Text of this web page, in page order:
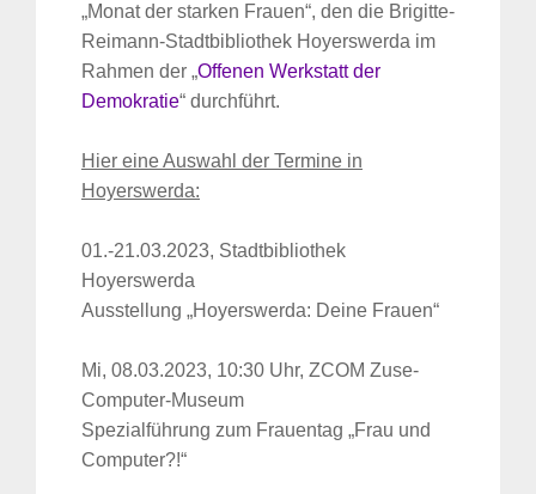
„Monat der starken Frauen“, den die Brigitte-
Reimann-Stadtbibliothek Hoyerswerda im
Rahmen der „Offenen Werkstatt der
Demokratie“ durchführt.
Hier eine Auswahl der Termine in
Hoyerswerda:
01.-21.03.2023, Stadtbibliothek
Hoyerswerda
Ausstellung „Hoyerswerda: Deine Frauen“
Mi, 08.03.2023, 10:30 Uhr, ZCOM Zuse-
Computer-Museum
Spezialführung zum Frauentag „Frau und
Computer?!“